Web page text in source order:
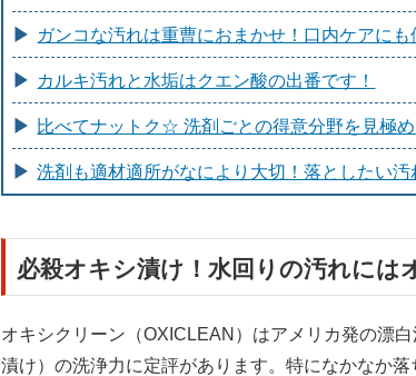
ガンコな汚れは重曹におまかせ！口内ケアにも
カルキ汚れと水垢はクエン酸の出番です！
比べてナットク☆ 洗剤ごとの得意分野を見極め
洗剤も適材適所がなにより大切！落としたい
必殺オキシ漬け！水回りの汚れには
オキシクリーン（OXICLEAN）はアメリカ発の漂
漬け）の洗浄力に定評があります。特になかなか